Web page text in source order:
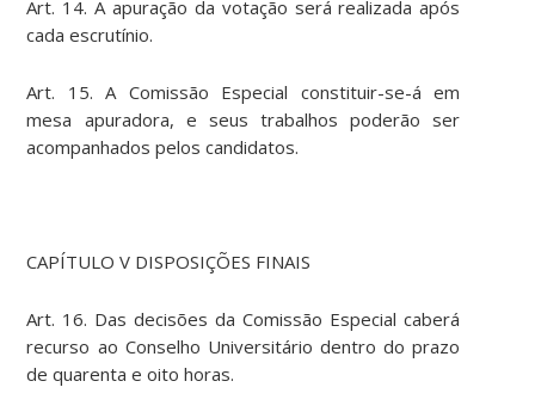
Art. 14. A apuração da votação será realizada após
cada escrutínio.
Art. 15. A Comissão Especial constituir-se-á em
mesa apuradora, e seus trabalhos poderão ser
acompanhados pelos candidatos.
CAPÍTULO V DISPOSIÇÕES FINAIS
Art. 16. Das decisões da Comissão Especial caberá
recurso ao Conselho Universitário dentro do prazo
de quarenta e oito horas.